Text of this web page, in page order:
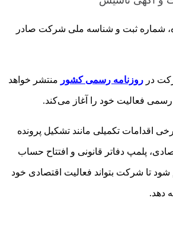
شماره ثبت و شناسه ملی شرکت صادر
در روزنامه رسمی کشور منتشر خواهد
فعالیت خود را آغاز می‌کند.
اقدامات تکمیلی مانند تشکیل پرونده
پلمپ دفاتر قانونی و افتتاح حساب
شود تا شرکت بتواند فعالیت اقتصادی خود
دهد.